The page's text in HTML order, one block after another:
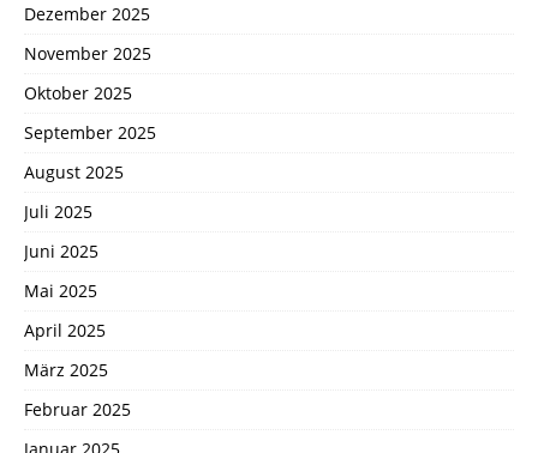
Dezember 2025
November 2025
Oktober 2025
September 2025
August 2025
Juli 2025
Juni 2025
Mai 2025
April 2025
März 2025
Februar 2025
Januar 2025